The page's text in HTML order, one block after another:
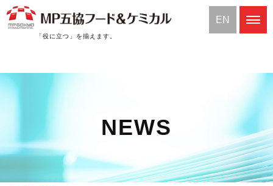
「役に立つ」を揃えます。
EN
NEWS